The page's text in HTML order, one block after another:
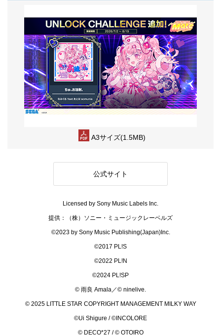
A3サイズ(1.5MB)
公式サイト
Licensed by Sony Music Labels Inc.
提供：（株）ソニー・ミュージックレーベルズ
©2023 by Sony Music Publishing(Japan)Inc.
©2017 PL!S
©2022 PL!N
©2024 PL!SP
© 雨良 Amala／© ninelive.
© 2025 LITTLE STAR COPYRIGHT MANAGEMENT MILKY WAY
©Ui Shigure / ©INCOLORE
© DECO*27 / © OTOIRO